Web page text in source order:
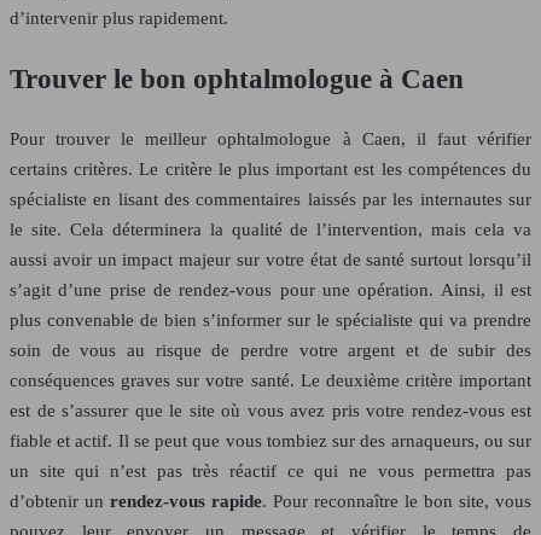
d’intervenir plus rapidement.
Trouver le bon ophtalmologue à Caen
Pour trouver le meilleur ophtalmologue à Caen, il faut vérifier
certains critères. Le critère le plus important est les compétences du
spécialiste en lisant des commentaires laissés par les internautes sur
le site. Cela déterminera la qualité de l’intervention, mais cela va
aussi avoir un impact majeur sur votre état de santé surtout lorsqu’il
s’agit d’une prise de rendez-vous pour une opération. Ainsi, il est
plus convenable de bien s’informer sur le spécialiste qui va prendre
soin de vous au risque de perdre votre argent et de subir des
conséquences graves sur votre santé. Le deuxième critère important
est de s’assurer que le site où vous avez pris votre rendez-vous est
fiable et actif. Il se peut que vous tombiez sur des arnaqueurs, ou sur
un site qui n’est pas très réactif ce qui ne vous permettra pas
d’obtenir un rendez-vous rapide. Pour reconnaître le bon site, vous